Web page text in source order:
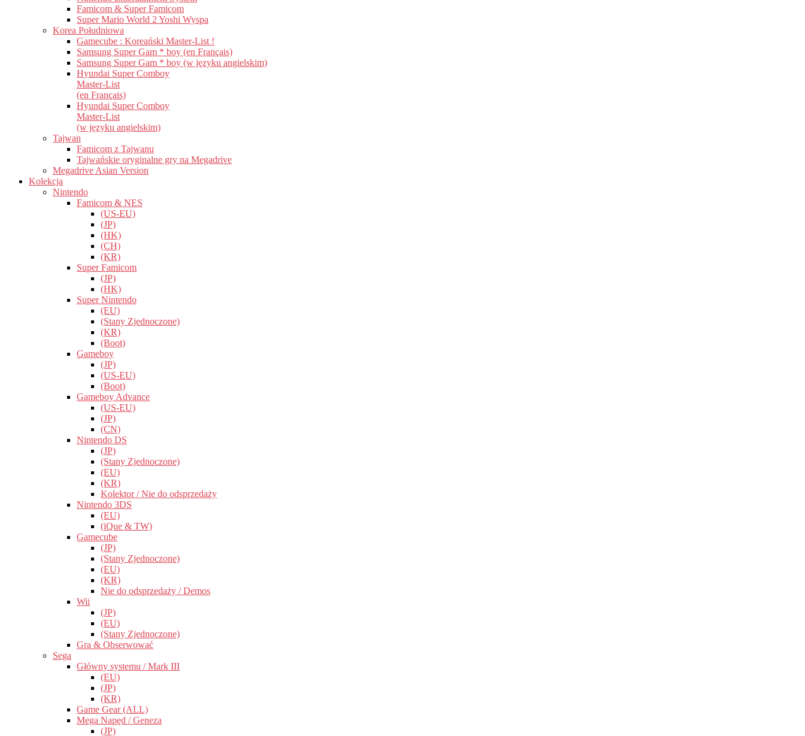
Famicom & Super Famicom
Super Mario World 2 Yoshi Wyspa
Korea Południowa
Gamecube : Koreański Master-List !
Samsung Super Gam * boy (en Français)
Samsung Super Gam * boy (w języku angielskim)
Hyundai Super Comboy
Master-List
(en Français)
Hyundai Super Comboy
Master-List
(w języku angielskim)
Tajwan
Famicom z Tajwanu
Tajwańskie oryginalne gry na Megadrive
Megadrive Asian Version
Kolekcja
Nintendo
Famicom & NES
(US-EU)
(JP)
(HK)
(CH)
(KR)
Super Famicom
(JP)
(HK)
Super Nintendo
(EU)
(Stany Zjednoczone)
(KR)
(Boot)
Gameboy
(JP)
(US-EU)
(Boot)
Gameboy Advance
(US-EU)
(JP)
(CN)
Nintendo DS
(JP)
(Stany Zjednoczone)
(EU)
(KR)
Kolektor / Nie do odsprzedaży
Nintendo 3DS
(EU)
(iQue & TW)
Gamecube
(JP)
(Stany Zjednoczone)
(EU)
(KR)
Nie do odsprzedaży / Demos
Wii
(JP)
(EU)
(Stany Zjednoczone)
Gra & Obserwować
Sega
Główny systemu / Mark III
(EU)
(JP)
(KR)
Game Gear (ALL)
Mega Napęd / Geneza
(JP)